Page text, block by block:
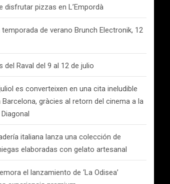
disfrutar pizzas en L’Empordà
temporada de verano Brunch Electronik, 12
del Raval del 9 al 12 de julio
es converteixen en una cita ineludible
gràcies al retorn del cinema a la
italiana lanza una colección de
elaboradas con gelato artesanal
el lanzamiento de ‘La Odisea’